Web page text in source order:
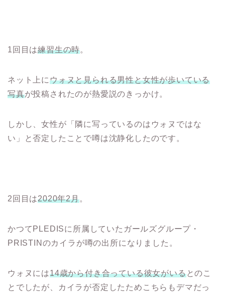
1回目は練習生の時。
ネット上にウォヌと見られる男性と女性が歩いている
写真が投稿されたのが熱愛説のきっかけ。
しかし、女性が「隣に写っているのはウォヌではな
い」と否定したことで噂は沈静化したのです。
2回目は2020年2月。
かつてPLEDISに所属していたガールズグループ・
PRISTINのカイラが噂の出所になりました。
ウォヌには14歳から付き合っている彼女がいるとのこ
とでしたが、カイラが否定したためこちらもデマだっ